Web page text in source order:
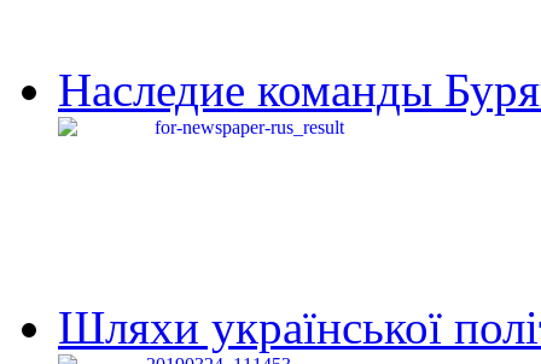
Наследие команды
Шляхи української